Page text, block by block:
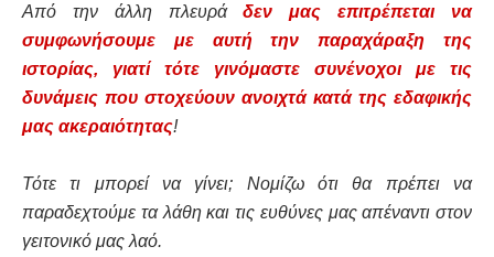
Από την άλλη πλευράδεν μας επιτρέπεται να
συμφωνήσουμε με αυτή την παραχάραξη της
ιστορίας, γιατί τότε γινόμαστε συνένοχοι με τις
δυνάμεις που στοχεύουν ανοιχτά κατά της εδαφικής
μας ακεραιότητας!
Τότε τι μπορεί να γίνει; Νομίζω ότι θα πρέπει να
παραδεχτούμε τα λάθη και τις ευθύνες μας απέναντι στον
γειτονικό μας λαό.